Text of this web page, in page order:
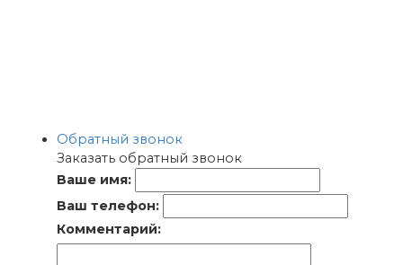
Обратный звонок
Заказать обратный звонок
Ваше имя:
Ваш телефон:
Комментарий: